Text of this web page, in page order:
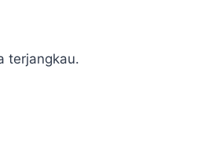
terjangkau.